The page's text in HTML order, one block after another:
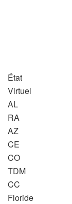
État
Virtuel
AL
RA
AZ
CE
CO
TDM
CC
Floride